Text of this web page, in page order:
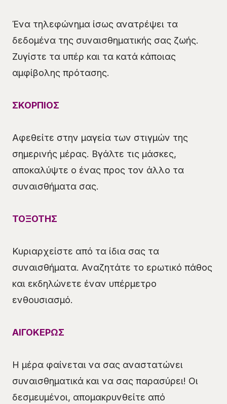
Ένα τηλεφώνημα ίσως ανατρέψει τα
δεδομένα της συναισθηματικής σας ζωής.
Ζυγίστε τα υπέρ και τα κατά κάποιας
αμφίβολης πρότασης.
ΣΚΟΡΠΙΟΣ
Αφεθείτε στην μαγεία των στιγμών της
σημερινής μέρας. Βγάλτε τις μάσκες,
αποκαλύψτε ο ένας προς τον άλλο τα
συναισθήματα σας.
ΤΟΞΟΤΗΣ
Κυριαρχείστε από τα ίδια σας τα
συναισθήματα. Αναζητάτε το ερωτικό πάθος
και εκδηλώνετε έναν υπέρμετρο
ενθουσιασμό.
ΑΙΓΟΚΕΡΩΣ
Η μέρα φαίνεται να σας αναστατώνει
συναισθηματικά και να σας παρασύρει! Οι
δεσμευμένοι, απομακρυνθείτε από